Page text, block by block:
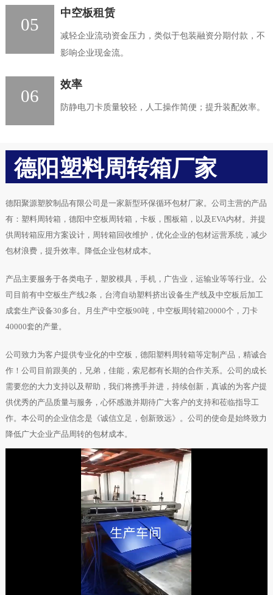
05
中空板租赁
减轻企业流动资金压力，类似于包装融资分期付款，不
影响企业现金流。
06
效率
防静电刀卡质量较轻，人工操作简便；提升装配效率。
德阳塑料周转箱厂家
德阳聚源塑胶制品有限公司是一家新型环保循环包材厂家。公司主营的产品
有：塑料周转箱，德阳中空板周转箱，卡板，围板箱，以及EVA内材。并提
供周转箱应用方案设计，周转箱回收维护，优化企业的包材运营系统，减少
包材浪费，提升效率。降低企业包材成本。
产品主要服务于各类电子，塑胶模具，手机，广告业，运输业等等行业。公
司目前有中空板生产线2条，台湾自动塑料挤出设备生产线及中空板后加工
成套生产设备30多台。月生产中空板90吨，中空板周转箱20000个，刀卡
40000套的产量。
公司致力为客户提供专业化的中空板，德阳塑料周转箱等定制产品，精诚合
作！公司目前跟美的，兄弟，佳能，索尼都有长期的合作关系。公司的成长
需要您的大力支持以及帮助，我们将携手并进，持续创新，真诚的为客户提
供优秀的产品质量与服务，心怀感激并期待广大客户的支持和莅临指导工
作。本公司的企业信念是《诚信立足，创新致远》。公司的使命是始终致力
降低广大企业产品周转的包材成本。